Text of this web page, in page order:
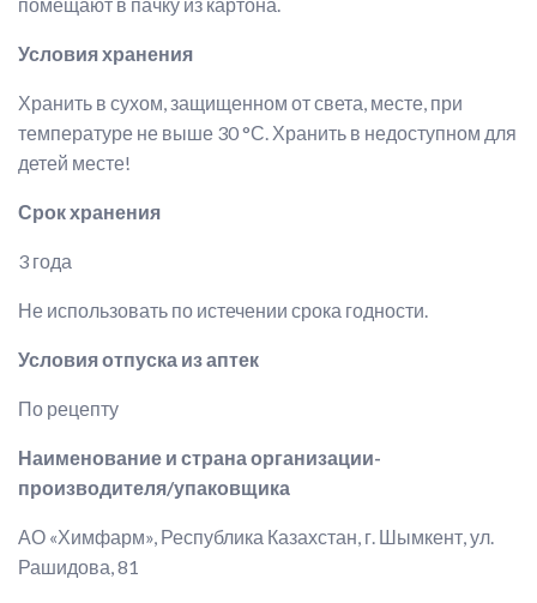
Условия хранения
Хранить в сухом, защищенном от света, месте, при
температуре не выше 30 °С. Хранить в недоступном для
детей месте!
Срок хранения
3 года
Не использовать по истечении срока годности.
Условия отпуска из аптек
По рецепту
Наименование и страна организации-
производителя/упаковщика
АО «Химфарм», Республика Казахстан, г. Шымкент, ул.
Рашидова, 81